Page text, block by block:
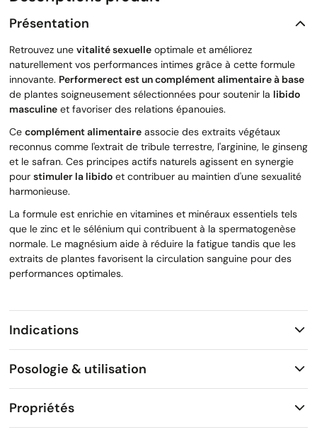
Présentation
Retrouvez une vitalité sexuelle optimale et améliorez
naturellement vos performances intimes grâce à cette formule
innovante. Performerect est un complément alimentaire à base
de plantes soigneusement sélectionnées pour soutenir la libido
masculine et favoriser des relations épanouies.
Ce complément alimentaire associe des extraits végétaux
reconnus comme l'extrait de tribule terrestre, l'arginine, le ginseng
et le safran. Ces principes actifs naturels agissent en synergie
pour stimuler la libido et contribuer au maintien d'une sexualité
harmonieuse.
La formule est enrichie en vitamines et minéraux essentiels tels
que le zinc et le sélénium qui contribuent à la spermatogenèse
normale. Le magnésium aide à réduire la fatigue tandis que les
extraits de plantes favorisent la circulation sanguine pour des
performances optimales.
Indications
Posologie & utilisation
Propriétés